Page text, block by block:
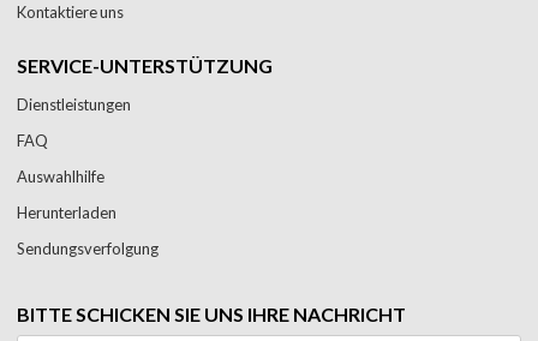
Kontaktiere uns
SERVICE-UNTERSTÜTZUNG
Dienstleistungen
FAQ
Auswahlhilfe
Herunterladen
Sendungsverfolgung
BITTE SCHICKEN SIE UNS IHRE NACHRICHT